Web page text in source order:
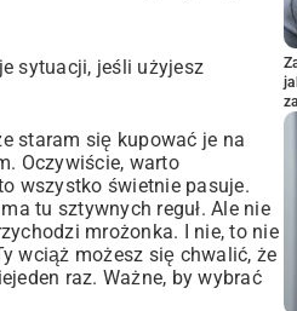
sytuacji, jeśli użyjesz
staram się kupować je na
Oczywiście, warto
wszystko świetnie pasuje.
tu sztywnych reguł. Ale nie
mrożonka. I nie, to nie
wciąż możesz się chwalić, że
raz. Ważne, by wybrać